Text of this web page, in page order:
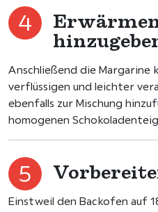
Anschließend die Margarine
verflüssigen und leichter
ebenfalls zur Mischung
homogenen
Einstweil den Backofen auf